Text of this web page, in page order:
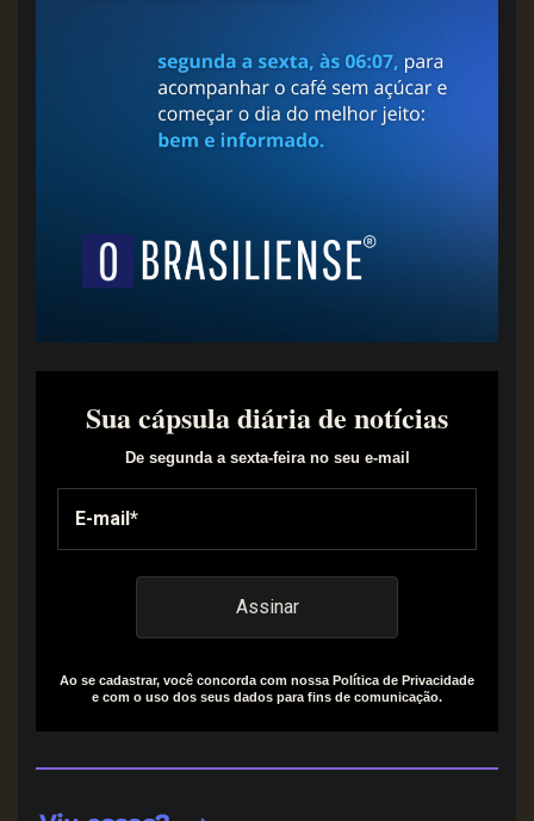
Sua cápsula diária de notícias
De segunda a sexta-feira no seu e-mail
Ao se cadastrar, você concorda com nossa Política de Privacidade
e com o uso dos seus dados para fins de comunicação.